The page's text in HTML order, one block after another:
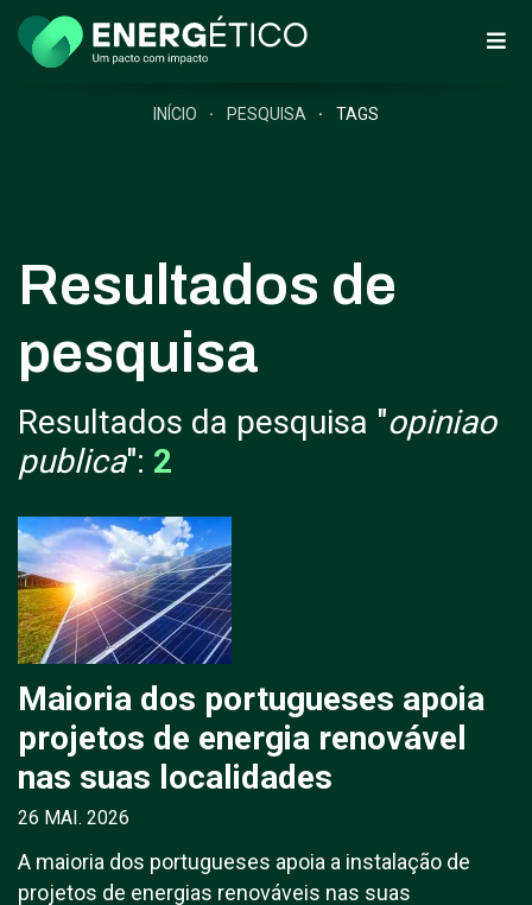
INÍCIO PESQUISA TAGS
Resultados de
pesquisa
Resultados da pesquisa "opiniao
publica": 2
Maioria dos portugueses apoia
projetos de energia renovável
nas suas localidades
26 MAI. 2026
A maioria dos portugueses apoia a instalação de
projetos de energias renováveis nas suas